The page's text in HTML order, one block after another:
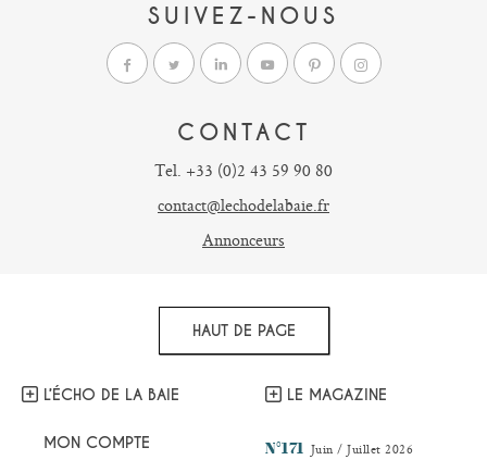
SUIVEZ-NOUS
CONTACT
Tel. +33 (0)2 43 59 90 80
contact@lechodelabaie.fr
Annonceurs
HAUT DE PAGE
L’ÉCHO DE LA BAIE
MON COMPTE
LE MAGAZINE
N°171 Juin / Juillet 2026